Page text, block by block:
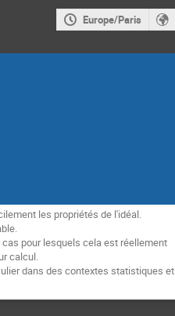
Europe/Paris
les propriétés de l'idéal.
pour lesquels cela est réellement
calcul.
dans des contextes statistiques et